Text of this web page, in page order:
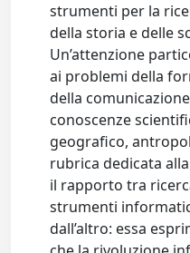
strumenti per la
della storia e delle
Un’attenzione
ai problemi della
della
conoscenze
geografico,
rubrica dedicata
il rapporto tra
strumenti
dall’altro: essa